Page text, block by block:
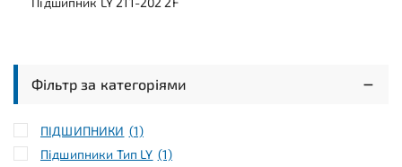
Фільтр за категоріями
ПІДШИПНИКИ (1)
Підшипники Тип LY (1)